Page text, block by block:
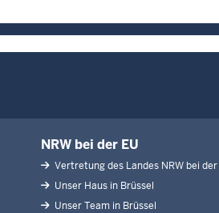
NRW bei der EU
Vertretung des Landes NRW bei der
Unser Haus in Brüssel
Unser Team in Brüssel